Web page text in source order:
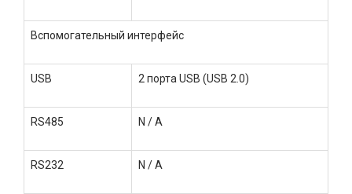
Вспомогательный интерфейс
USB 2 порта USB (USB 2.0)
RS485 N / A
RS232 N / A